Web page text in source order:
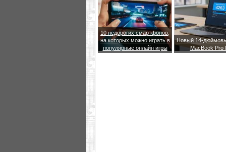
10 недорогих смартфонов,
на которых можно играть в
популярные онлайн игры
Новый 14-
MacBook Pro